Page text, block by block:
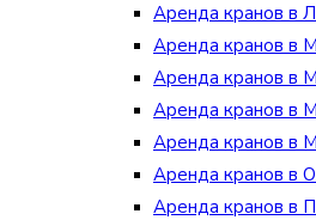
Аренда кранов в
Аренда кранов в
Аренда кранов в
Аренда кранов в
Аренда кранов в
Аренда кранов в
Аренда кранов в